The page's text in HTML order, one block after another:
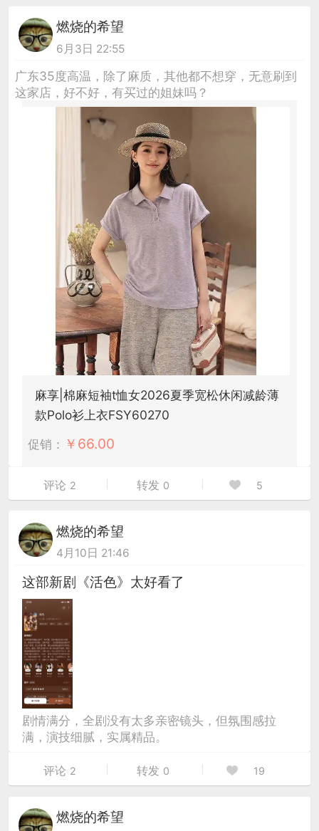
燃烧的希望
6月3日 22:55
广东35度高温，除了麻质，其他都不想穿，无意刷到
这家店，好不好，有买过的姐妹吗？
麻享|棉麻短袖t恤女2026夏季宽松休闲减龄薄
款Polo衫上衣FSY60270
促销： ￥ 66.00
评论 2 转发 0 5
燃烧的希望
4月10日 21:46
这部新剧《活色》太好看了
剧情满分，全剧没有太多亲密镜头，但氛围感拉
满，演技细腻，实属精品。
评论 2 转发 0 19
燃烧的希望